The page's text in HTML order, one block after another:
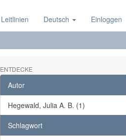
Leitlinien Deutsch Einloggen
ENTDECKE
Autor
Hegewald, Julia A. B. (1)
Schlagwort